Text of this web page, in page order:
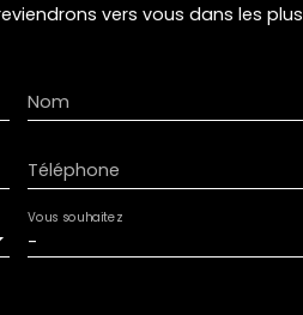
vers vous dans les plus
Nom
Téléphone
-
Vous souhaitez